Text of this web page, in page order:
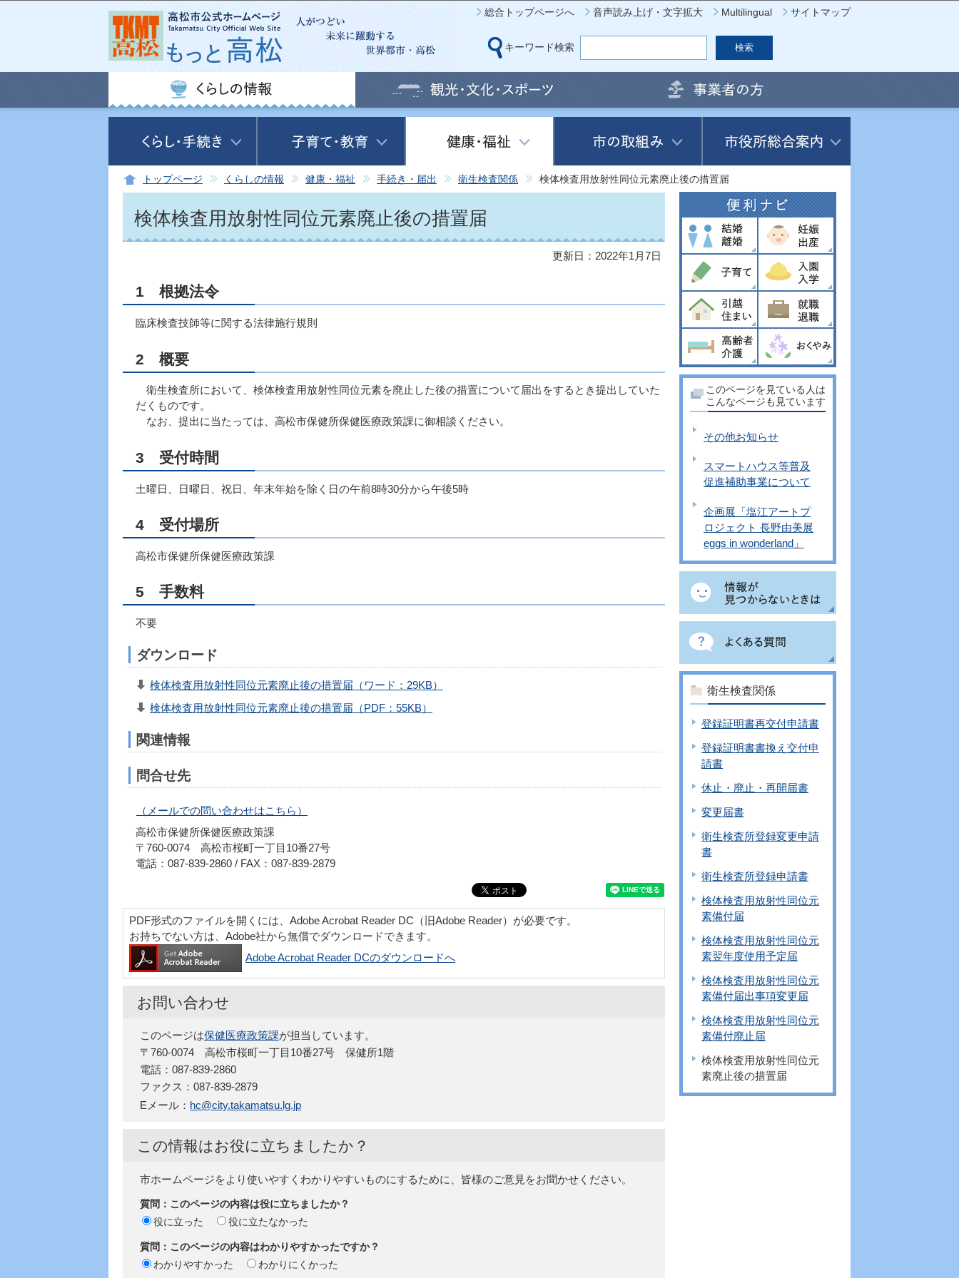
このページの本文へ移動
総合トップページへ 音声読み上げ・文字拡大 Multilingual サイトマップ
キーワード検索
トップページ くらしの情報 健康・福祉 手続き・届出 衛生検査関係 検体検査用放射性同位元素廃止後の措置届
検体検査用放射性同位元素廃止後の措置届
更新日：2022年1月7日
1 根拠法令
臨床検査技師等に関する法律施行規則
2 概要
衛生検査所において、検体検査用放射性同位元素を廃止した後の措置について届出をするとき提出していた
だくものです。
なお、提出に当たっては、高松市保健所保健医療政策課に御相談ください。
3 受付時間
土曜日、日曜日、祝日、年末年始を除く日の午前8時30分から午後5時
4 受付場所
高松市保健所保健医療政策課
5 手数料
不要
ダウンロード
検体検査用放射性同位元素廃止後の措置届（ワード：29KB）
検体検査用放射性同位元素廃止後の措置届（PDF：55KB）
関連情報
問合せ先
（メールでの問い合わせはこちら）
高松市保健所保健医療政策課
〒760-0074 高松市桜町一丁目10番27号
電話：087-839-2860 / FAX：087-839-2879
PDF形式のファイルを開くには、Adobe Acrobat Reader DC（旧Adobe Reader）が必要です。
お持ちでない方は、Adobe社から無償でダウンロードできます。
Adobe Acrobat Reader DCのダウンロードへ
お問い合わせ
このページは保健医療政策課が担当しています。
〒760-0074 高松市桜町一丁目10番27号 保健所1階
電話：087-839-2860
ファクス：087-839-2879
Eメール： hc@city.takamatsu.lg.jp
この情報はお役に立ちましたか？
市ホームページをより使いやすくわかりやすいものにするために、皆様のご意見をお聞かせください。
質問：このページの内容は役に立ちましたか？
役に立った
役に立たなかった
質問：このページの内容はわかりやすかったですか？
わかりやすかった
わかりにくかった
このページを見ている人は
こんなページも見ています
その他お知らせ
スマートハウス等普及
促進補助事業について
企画展「塩江アートプ
ロジェクト 長野由美展
eggs in wonderland」
衛生検査関係
登録証明書再交付申請書
登録証明書書換え交付申
請書
休止・廃止・再開届書
変更届書
衛生検査所登録変更申請
書
衛生検査所登録申請書
検体検査用放射性同位元
素備付届
検体検査用放射性同位元
素翌年度使用予定届
検体検査用放射性同位元
素備付届出事項変更届
検体検査用放射性同位元
素備付廃止届
検体検査用放射性同位元
素廃止後の措置届